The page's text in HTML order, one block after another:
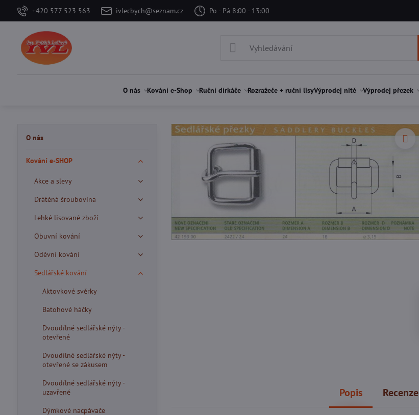
+420 577 523 563 ivlecbych@seznam.cz Po - Pá 8:00 - 13:00
O nás Kování e-Shop Ruční dírkáče Rozražeče + ruční lisyVýprodej nitě Výprodej přezek
Popis Recenze
O nás
Kování e-SHOP
Akce a slevy
Drátěná šroubovina
Lehké lisované zboží
Obuvní kování
Oděvní kování
Sedlářské kování
Aktovkové svěrky
Batohové háčky
Dvoudílné sedlářské nýty -
otevřené
Dvoudílné sedlářské nýty -
otevřené se zákusem
Dvoudílné sedlářské nýty -
uzavřené
Dýmkové nacpávače